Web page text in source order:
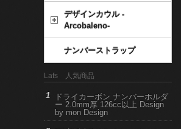
デザインカウル -
Arcobaleno-
ナンバーストラップ
Lafs 人気商品
ドライカーボン ナンバーホルダ
ー 2.0mm厚 126cc以上 Design
by mon Design